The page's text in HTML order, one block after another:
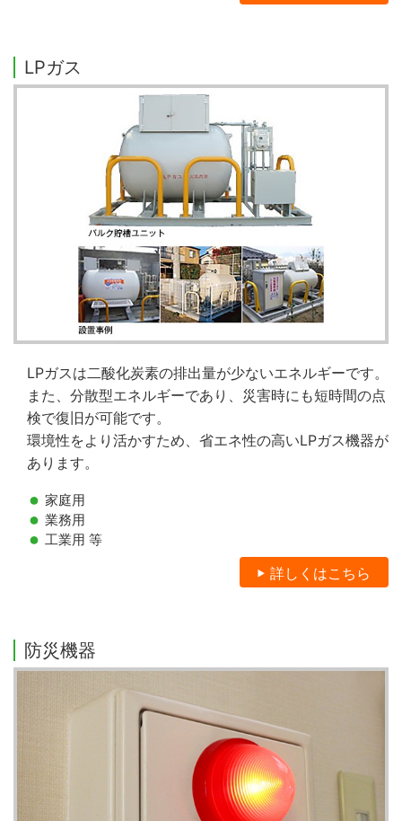
LPガス
LPガスは二酸化炭素の排出量が少ないエネルギーです。
また、分散型エネルギーであり、災害時にも短時間の点
検で復旧が可能です。
環境性をより活かすため、省エネ性の高いLPガス機器が
あります。
家庭用
業務用
工業用 等
詳しくはこちら
防災機器